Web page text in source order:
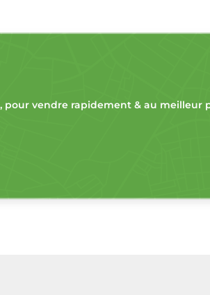
pour vendre rapidement & au meilleur